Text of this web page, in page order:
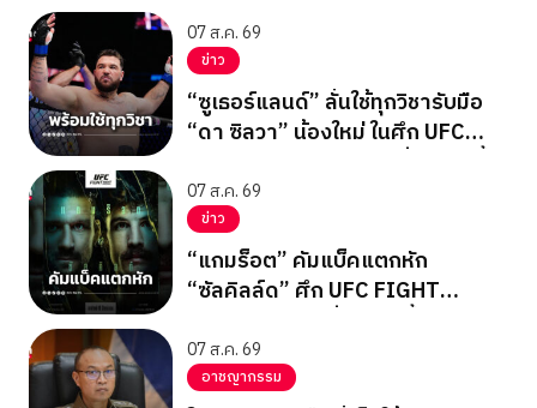
07 ส.ค. 69
ข่าว
“ซูเธอร์แลนด์” ลั่นใช้ทุกวิชารับมือ
“ดา ซิลวา” น้องใหม่ ในศึก UFC
07 ส.ค. 69
ข่าว
“แกมร็อต” คัมแบ็คแตกหัก
“ซัลคิลล์ด” ศึก UFC FIGHT
07 ส.ค. 69
อาชญากรรม